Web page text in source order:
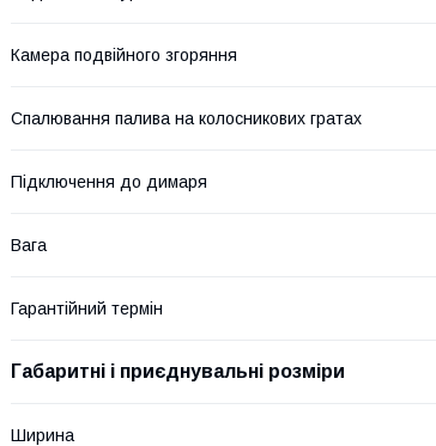
Камера подвійного згоряння
Спалювання палива на колосникових гратах
Підключення до димаря
Вага
Гарантійний термін
Габаритні і приєднувальні розміри
Ширина